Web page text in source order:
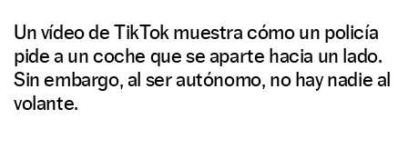
Un vídeo de TikTok muestra cómo un policía
pide a un coche que se aparte hacia un lado.
Sin embargo, al ser autónomo, no hay nadie al
volante.